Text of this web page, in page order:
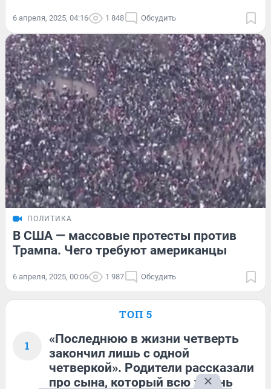
6 апреля, 2025, 04:16 1 848 Обсудить
ПОЛИТИКА
В США — массовые протесты против
Трампа. Чего требуют американцы
6 апреля, 2025, 00:06 1 987 Обсудить
ТОП 5
1
«Последнюю в жизни четверть
закончил лишь с одной
четверкой». Родители рассказали
про сына, который всю жизнь